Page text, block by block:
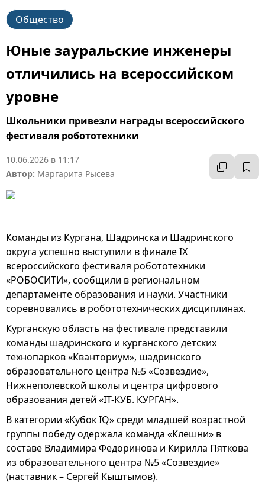
Общество
Юные зауральские инженеры
отличились на всероссийском
уровне
Школьники привезли награды всероссийского
фестиваля робототехники
10.06.2026 в 11:17
Автор: Маргарита Рысева
Команды из Кургана, Шадринска и Шадринского
округа успешно выступили в финале IX
всероссийского фестиваля робототехники
«РОБОСИТИ», сообщили в региональном
департаменте образования и науки. Участники
соревновались в робототехнических дисциплинах.
Курганскую область на фестивале представили
команды шадринского и курганского детских
технопарков «Кванториум», шадринского
образовательного центра №5 «Созвездие»,
Нижнеполевской школы и центра цифрового
образования детей «IT-КУБ. КУРГАН».
В категории «Кубок IQ» среди младшей возрастной
группы победу одержала команда «Клешни» в
составе Владимира Федоринова и Кирилла Пяткова
из образовательного центра №5 «Созвездие»
(наставник – Сергей Кыштымов).